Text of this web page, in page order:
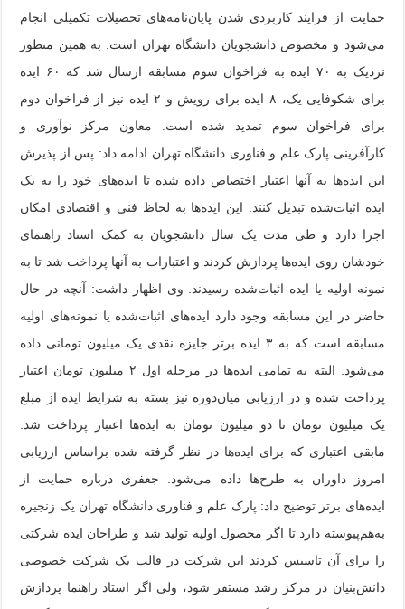
حمایت از فرایند کاربردی شدن پایان‌نامه‌های تحصیلات تکمیلی انجام
می‌شود و مخصوص دانشجویان دانشگاه تهران است. به همین منظور
نزدیک به ۷۰ ایده به فراخوان سوم مسابقه ارسال شد که ۶۰ ایده
برای شکوفایی یک، ۸ ایده برای رویش و ۲ ایده نیز از فراخوان دوم
برای فراخوان سوم تمدید شده است. معاون مرکز نوآوری و
کارآفرینی پارک علم و فناوری دانشگاه تهران ادامه داد: پس از پذیرش
این ایده‌ها به آنها اعتبار اختصاص داده شده تا ایده‌های خود را به یک
ایده اثبات‌شده تبدیل کنند. این ایده‌ها به لحاظ فنی و اقتصادی امکان
اجرا دارد و طی مدت یک سال دانشجویان به کمک استاد راهنمای
خودشان روی ایده‌ها پردازش کردند و اعتبارات به آنها پرداخت شد تا به
نمونه اولیه یا ایده اثبات‌شده رسیدند. وی اظهار داشت: آنچه در حال
حاضر در این مسابقه وجود دارد ایده‌های اثبات‌شده یا نمونه‌های اولیه
مسابقه است که به ۳ ایده برتر جایزه نقدی یک میلیون تومانی داده
می‌شود. البته به تمامی ایده‌ها در مرحله اول ۲ میلیون تومان اعتبار
پرداخت شده و در ارزیابی میان‌دوره نیز بسته به شرایط ایده از مبلغ
یک میلیون تومان تا دو میلیون تومان به ایده‌ها اعتبار پرداخت شد.
مابقی اعتباری که برای ایده‌ها در نظر گرفته شده براساس ارزیابی
امروز داوران به طرح‌ها داده می‌شود. جعفری درباره حمایت از
ایده‌های برتر توضیح داد: پارک علم و فناوری دانشگاه تهران یک زنجیره
به‌هم‌پیوسته دارد تا اگر محصول اولیه تولید شد و طراحان ایده شرکتی
را برای آن تاسیس کردند این شرکت در قالب یک شرکت خصوصی
دانش‌بنیان در مرکز رشد مستقر شود، ولی اگر استاد راهنما پردازش